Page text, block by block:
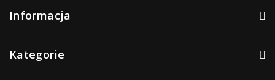
Informacja
Kategorie